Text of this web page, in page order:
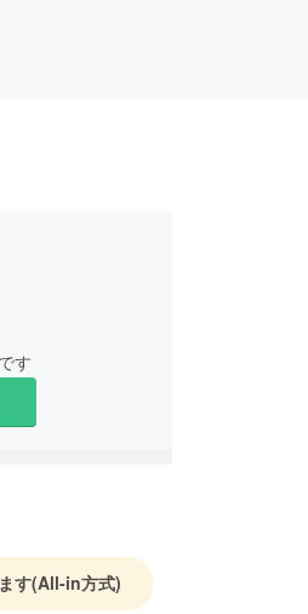
す
す(All-in方式)